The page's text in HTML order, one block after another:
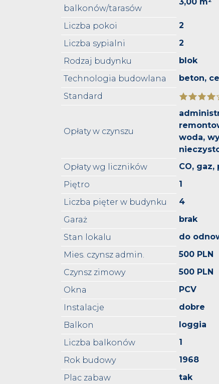
balkonów/tarasów
Liczba pokoi
2
Liczba sypialni
2
Rodzaj budynku
blok
Technologia budowlana
beton,
Standard
Opłaty w czynszu
woda,
Opłaty wg liczników
CO, gaz,
Piętro
1
Liczba pięter w budynku
4
Garaż
brak
Stan lokalu
do
Mies. czynsz admin.
500 PLN
Czynsz zimowy
500 PLN
Okna
PCV
Instalacje
dobre
Balkon
loggia
Liczba balkonów
1
Rok budowy
1968
Plac zabaw
tak